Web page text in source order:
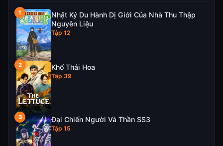
Nhật Ký Du Hành Dị Giới Của Nhà Thu Thập
Nguyên Liệu
Tập 12
Khổ Thái Hoa
Tập 39
Đại Chiến Người Và Thần SS3
Tập 15